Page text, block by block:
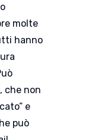
molte
hanno
che non
e
può